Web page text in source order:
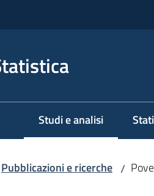
Studi e analisi
Menu selezionato
Pubblicazioni e ricerche /